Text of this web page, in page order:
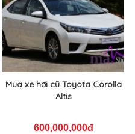
Mua xe hơi cũ Toyota Corolla
Altis
600,000,000đ